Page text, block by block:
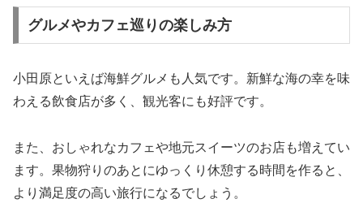
グルメやカフェ巡りの楽しみ方
小田原といえば海鮮グルメも人気です。新鮮な海の幸を味
わえる飲食店が多く、観光客にも好評です。
また、おしゃれなカフェや地元スイーツのお店も増えてい
ます。果物狩りのあとにゆっくり休憩する時間を作ると、
より満足度の高い旅行になるでしょう。